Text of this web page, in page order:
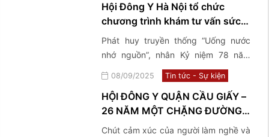
hình tổ chức hoạt động Hội và tham
quan một số Phòng chẩn trị tiêu biểu
tại TP Huế
Hội Đông Y Hà Nội tổ chức
chương trình khám tư vấn sức
khỏe và tặng quà các thương
bệnh binh, thân nhân liệt sĩ,
tại xã Hương Sơn, xã Sơn Đồng
và Phường Phúc Lợi Thành ...
Phát huy truyền thống “Uống nước
nhớ nguồn”, nhân Kỷ niệm 78 năm
ngày Thương binh – Liệt sỹ
(27/7/1947-27/7/2025), trong khuôn
khổ chương trình Ban lãnh đạo và tập
thể cán bộ y bác sĩ của Hội Đông y
thành phố Hà Nội phối hợp cùng Hội
08/09/2025 Tin tức - Sự kiện
HỘI ĐÔNG Y QUẬN CẦU GIẤY –
26 NĂM MỘT CHẶNG ĐƯỜNG,
MỘT HÀNH TRÌNH LAN TỎA
Chút cảm xúc của người làm nghề và